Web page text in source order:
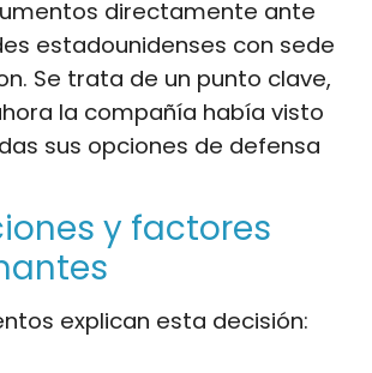
directamente ante
estadounidenses con sede
Se trata de un punto clave,
la compañía había visto
sus opciones de defensa
y factores
explican esta decisión: